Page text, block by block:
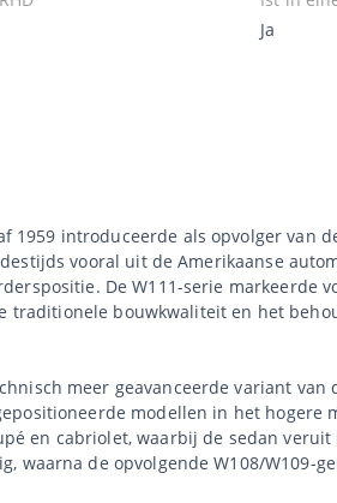
Ja
1959 introduceerde als opvolger van
vooral uit de Amerikaanse
De W111-serie markeerde
bouwkwaliteit en het
meer geavanceerde variant van
modellen in het hogere
en cabriolet, waarbij de sedan
waarna de opvolgende W108/W109-